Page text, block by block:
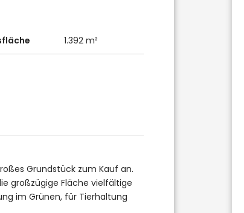
1.392 m²
Grundstück zum Kauf an.
großzügige Fläche vielfältige
im Grünen, für Tierhaltung